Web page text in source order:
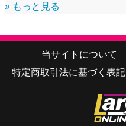
» もっと見る
当サイトについて
特定商取引法に基づく表記